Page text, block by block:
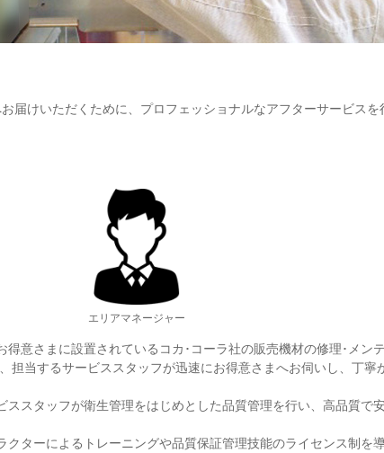
届けいただくために、プロフェッショナルなアフターサービスを
エリアマネージャー
意さまに設置されているコカ･コーラ社の販売機材の修理･メン
担当するサービススタッフが迅速にお得意さまへお伺いし、丁寧
スタッフが衛生管理をはじめとした品質管理を行い、高品質で
ターによるトレーニングや品質保証管理技能のライセンス制を